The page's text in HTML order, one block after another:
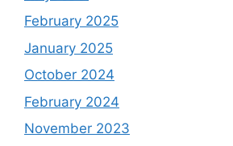
February 2025
January 2025
October 2024
February 2024
November 2023